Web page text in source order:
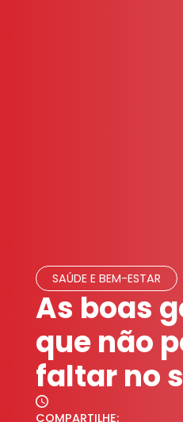
SAÚDE E BEM-ESTAR
As boas
que não
faltar no
COMPARTILHE: